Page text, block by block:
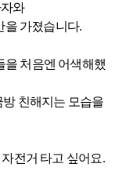
와
을 가졌습니다.
을 처음엔 어색해했
친해지는 모습을
전거 타고 싶어요.